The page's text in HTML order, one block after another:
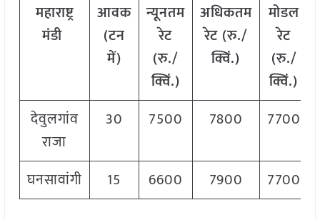
महाराष्ट्र
मंडी
आवक
(टन
में)
न्यूनतम
रेट
(रु./
क्विं.)
अधिकतम
रेट (रु./
क्विं.)
मोडल
रेट
(रु./
क्विं.)
देवुलगांव
राजा
30 7500 7800 7700
घनसावांगी 15 6600 7900 7700